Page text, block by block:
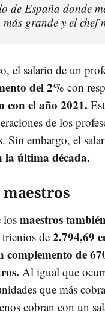
de España donde
grande y el chef
el salario de un
del 2% con
con el año 2021.
de los
Sin embargo, el
la última década.
maestros
los maestros
de 2.794,69
complemento de
Al igual que
que más
cobran con un